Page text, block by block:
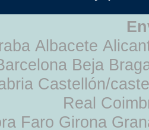
Albacete
Beja
Castellón/
Real
Faro Girona